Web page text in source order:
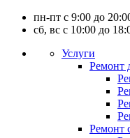
пн-пт с 9:00 до
сб, вс с 10:00 до
Услуги
Ремонт
Ремонт